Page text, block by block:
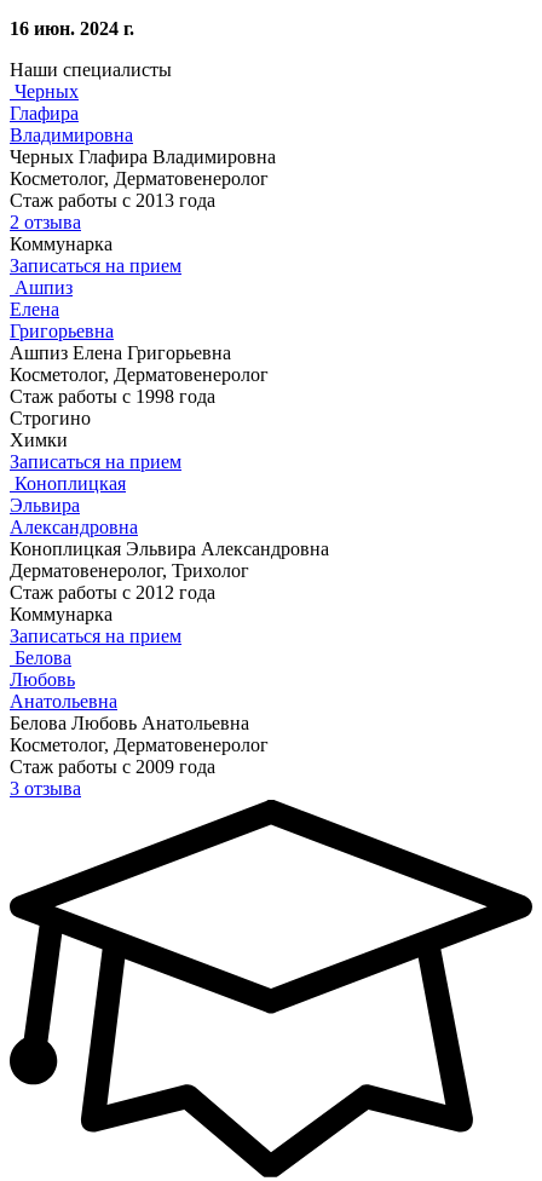
16 июн. 2024 г.
Наши специалисты
Черных
Глафира
Владимировна
Черных Глафира Владимировна
Косметолог, Дерматовенеролог
Стаж работы с 2013 года
2 отзыва
Коммунарка
Записаться на прием
Ашпиз
Елена
Григорьевна
Ашпиз Елена Григорьевна
Косметолог, Дерматовенеролог
Стаж работы с 1998 года
Строгино
Химки
Записаться на прием
Коноплицкая
Эльвира
Александровна
Коноплицкая Эльвира Александровна
Дерматовенеролог, Трихолог
Стаж работы с 2012 года
Коммунарка
Записаться на прием
Белова
Любовь
Анатольевна
Белова Любовь Анатольевна
Косметолог, Дерматовенеролог
Стаж работы с 2009 года
3 отзыва